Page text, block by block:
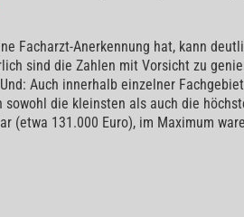
Facharzt-Anerkennung hat, kann
sind die Zahlen mit Vorsicht zu
Auch innerhalb einzelner
sowohl die kleinsten als auch die
(etwa 131.000 Euro), im Maximum